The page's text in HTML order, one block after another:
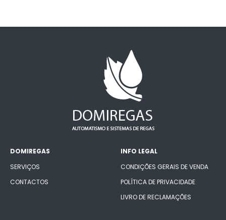
DOMIREGAS
SERVIÇOS
CONTACTOS
INFO LEGAL
CONDIÇÕES GERAIS DE VENDA
POLÍTICA DE PRIVACIDADE
LIVRO DE RECLAMAÇÕES